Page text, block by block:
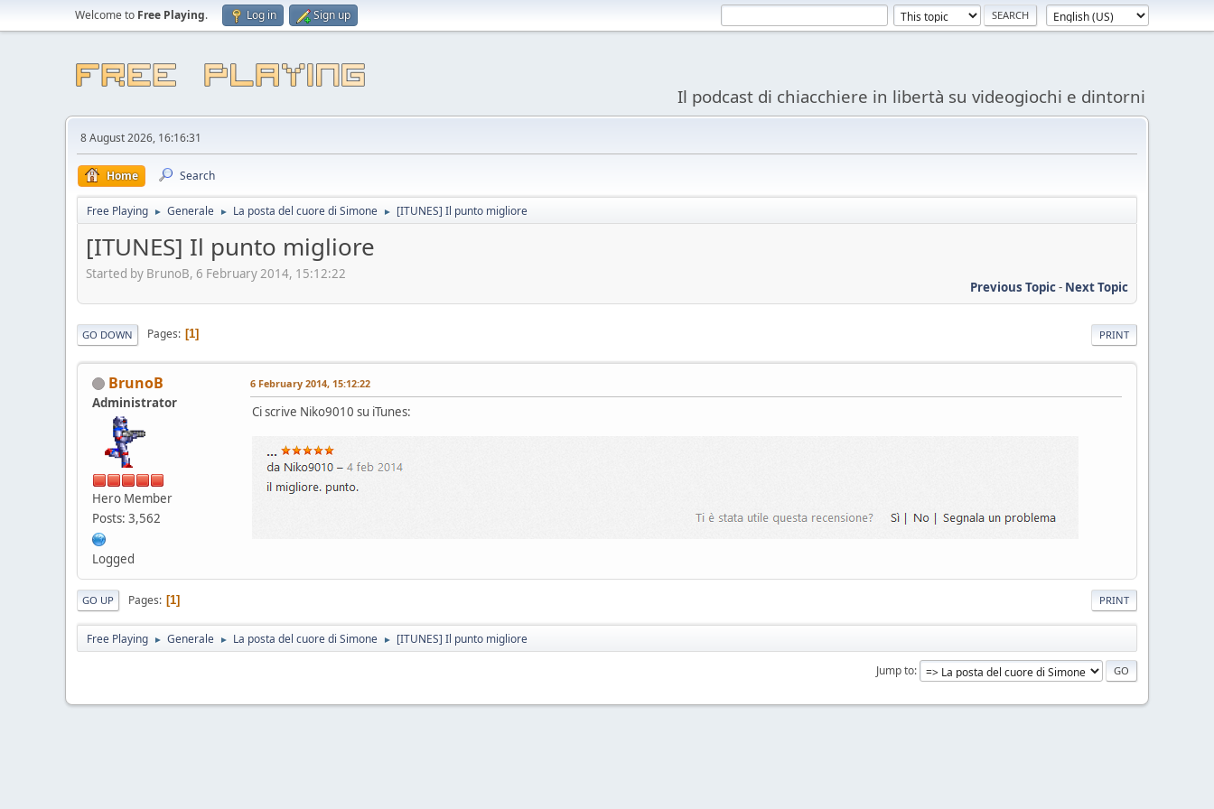
Welcome to Free Playing. Log in Sign up
Il podcast di chiacchiere in libertà su videogiochi e dintorni
8 August 2026, 16:16:31
Home Search
Free Playing ► Generale ► La posta del cuore di Simone ► [ITUNES] Il punto migliore
[ITUNES] Il punto migliore
Started by BrunoB, 6 February 2014, 15:12:22
Previous Topic- Next Topic
PRINT
GO DOWN Pages 1
BrunoB
Administrator
Hero Member
Posts: 3,562
Logged
6 February 2014, 15:12:22
Ci scrive Niko9010 su iTunes:
PRINT
GO UP Pages 1
Free Playing ► Generale ► La posta del cuore di Simone ► [ITUNES] Il punto migliore
Jump to